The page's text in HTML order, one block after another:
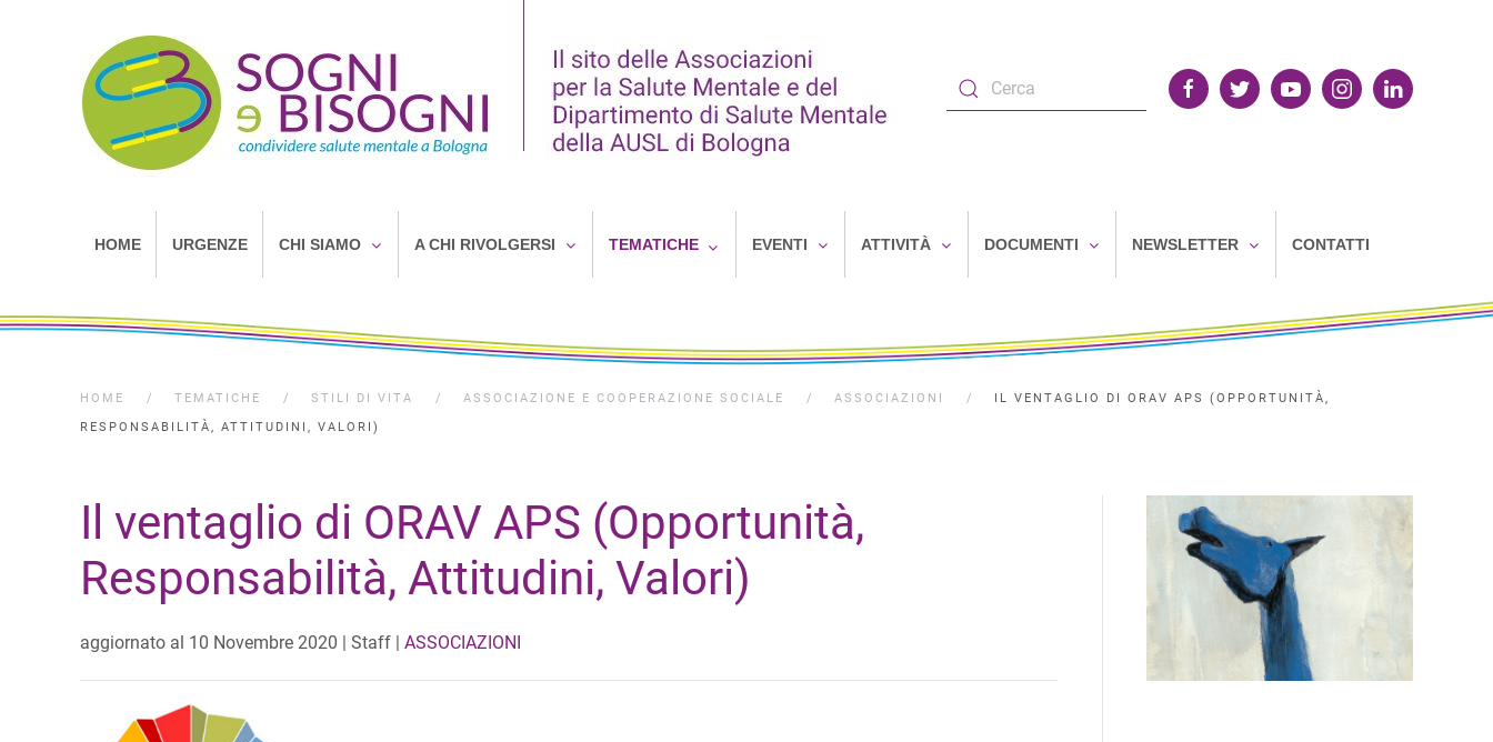
HOME URGENZE CHI SIAMO A CHI RIVOLGERSI TEMATICHE EVENTI ATTIVITÀ DOCUMENTI NEWSLETTER CONTATTI
HOME TEMATICHE STILI DI VITA ASSOCIAZIONE E COOPERAZIONE SOCIALE ASSOCIAZIONI
IL VENTAGLIO DI ORAV APS (OPPORTUNITÀ,
RESPONSABILITÀ, ATTITUDINI, VALORI)
Il ventaglio di ORAV APS (Opportunità,
Responsabilità, Attitudini, Valori)
aggiornato al 10 Novembre 2020 | Staff | ASSOCIAZIONI